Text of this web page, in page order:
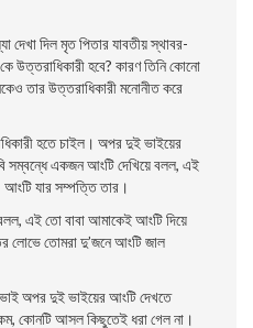
দেখা দিল মৃত পিতার যাবতীয় স্থাবর-
উত্তরাধিকারী হবে? কারণ তিনি কোনাে
তার উত্তরাধিকারী মনােনীত করে
হতে চাইল। অপর দুই ভাইয়ের
সম্বন্ধে একজন আংটি দেখিয়ে বলল, এই
আংটি যার সম্পত্তি তার।
এই তাে বাবা আমাকেই আংটি দিয়ে
তােমরা দু’জনে আংটি জাল
ভাই অপর দুই ভাইয়ের আংটি দেখতে
কোনটি আসল কিছুতেই ধরা গেল না।